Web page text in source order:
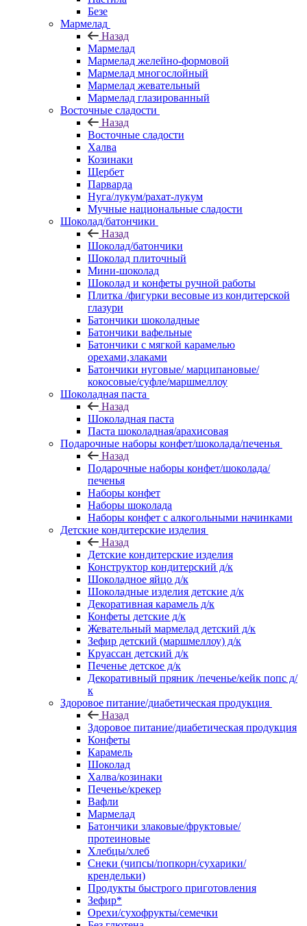
Безе
Мармелад
Назад
Мармелад
Мармелад желейно-формовой
Мармелад многослойный
Мармелад жевательный
Мармелад глазированный
Восточные сладости
Назад
Восточные сладости
Халва
Козинаки
Щербет
Парварда
Нуга/лукум/рахат-лукум
Мучные национальные сладости
Шоколад/батончики
Назад
Шоколад/батончики
Шоколад плиточный
Мини-шоколад
Шоколад и конфеты ручной работы
Плитка /фигурки весовые из кондитерской
глазури
Батончики шоколадные
Батончики вафельные
Батончики с мягкой карамелью
орехами,злаками
Батончики нуговые/ марципановые/
кокосовые/суфле/маршмеллоу
Шоколадная паста
Назад
Шоколадная паста
Паста шоколадная/арахисовая
Подарочные наборы конфет/шоколада/печенья
Назад
Подарочные наборы конфет/шоколада/
печенья
Наборы конфет
Наборы шоколада
Наборы конфет с алкогольными начинками
Детские кондитерские изделия
Назад
Детские кондитерские изделия
Конструктор кондитерский д/к
Шоколадное яйцо д/к
Шоколадные изделия детские д/к
Декоративная карамель д/к
Конфеты детские д/к
Жевательный мармелад детский д/к
Зефир детский (маршмеллоу) д/к
Круассан детский д/к
Печенье детское д/к
Декоративный пряник /печенье/кейк попс д/
к
Здоровое питание/диабетическая продукция
Назад
Здоровое питание/диабетическая продукция
Конфеты
Карамель
Шоколад
Халва/козинаки
Печенье/крекер
Вафли
Мармелад
Батончики злаковые/фруктовые/
протеиновые
Хлебцы/хлеб
Снеки (чипсы/попкорн/сухарики/
крендельки)
Продукты быстрого приготовления
Зефир*
Орехи/сухофрукты/семечки